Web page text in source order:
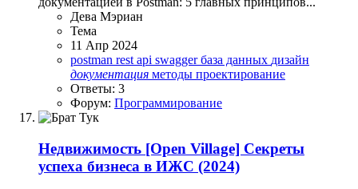
Дева Мэриан
Тема
11 Апр 2024
postman rest api swaggerбаза данных дизайн
документация методы проектирование
Ответы: 3
Форум: Программирование
Недвижимость [Open Village] Секреты
успеха бизнеса в ИЖС (2024)